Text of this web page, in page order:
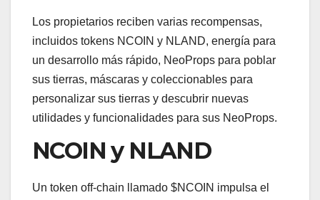
Los propietarios reciben varias recompensas,
incluidos tokens NCOIN y NLAND, energía para
un desarrollo más rápido, NeoProps para poblar
sus tierras, máscaras y coleccionables para
personalizar sus tierras y descubrir nuevas
utilidades y funcionalidades para sus NeoProps.
NCOIN y NLAND
Un token off-chain llamado $NCOIN impulsa el